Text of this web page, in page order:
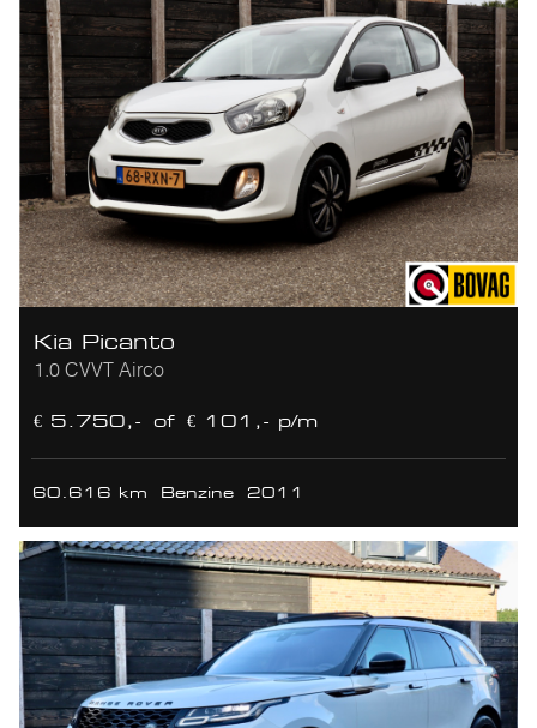
Kia Picanto
1.0 CVVT Airco
€ 5.750,- of € 101,- p/m
60.616 km Benzine 2011